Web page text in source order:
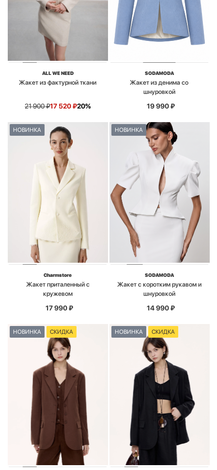
ALL WE NEED
Жакет из фактурной ткани
21 900₽17 520₽20%
SODAMODA
Жакет из денима со
шнуровкой
19 990₽
НОВИНКА
Charmstore
Жакет приталенный с
кружевом
17 990₽
НОВИНКА
SODAMODA
Жакет с коротким рукавом и
шнуровкой
14 990₽
НОВИНКА СКИДКА НОВИНКА СКИДКА